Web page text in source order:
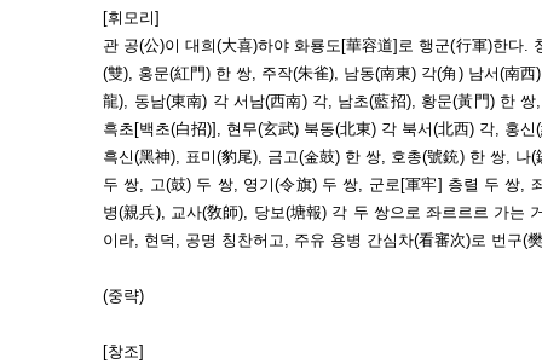
[휘모리]
관 공(公)이 대희(大喜)하야 화룡도[華容道]로 행군(行軍)한다.
(雙), 홍문(紅門) 한 쌍, 주작(朱雀), 남동(南東) 각(角) 남서(南
龍), 동남(東南) 각 서남(西南) 각, 남초(藍招), 황문(黃門) 한
흑초[백초(白招)], 현무(玄武) 북동(北東) 각 북서(北西) 각, 홍
흑신(黑神), 표미(豹尾), 금고(金鼓) 한 쌍, 호총(號銃) 한 쌍,
두 쌍, 고(鼓) 두 쌍, 영기(令旗) 두 쌍, 군로[軍牢] 층렬 두 쌍,
병(親兵), 교사(敎師), 당보(塘報) 각 두 쌍으로 좌르르르 가는
이라, 현덕, 공명 칭찬허고, 주유 용병 간심차(看審次)로 번구(
(중략)
[창조]